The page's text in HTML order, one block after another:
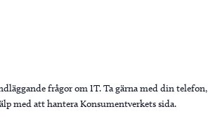
frågor om IT. Ta gärna med din telefon,
med att hantera Konsumentverkets sida.